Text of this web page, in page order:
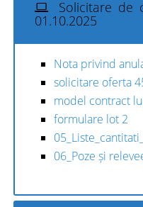
Solicitare de
01.10.2025
Nota privind
solicitare oferta
model contract
formulare lot 2
06_Poze și